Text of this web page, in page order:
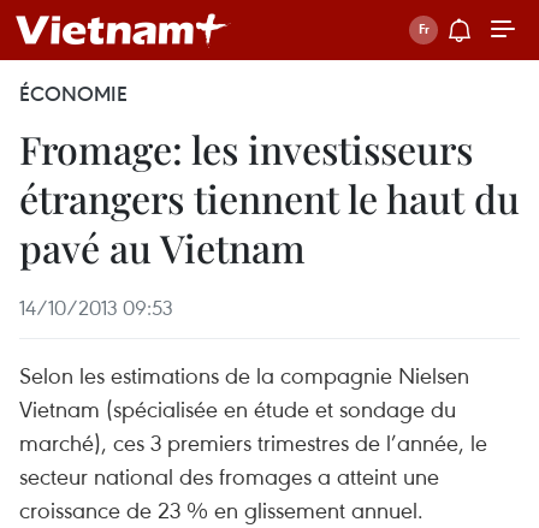
ÉCONOMIE
Fromage: les investisseurs
étrangers tiennent le haut du
pavé au Vietnam
14/10/2013 09:53
Selon les estimations de la compagnie Nielsen
Vietnam (spécialisée en étude et sondage du
marché), ces 3 premiers trimestres de l’année, le
secteur national des fromages a atteint une
croissance de 23 % en glissement annuel.